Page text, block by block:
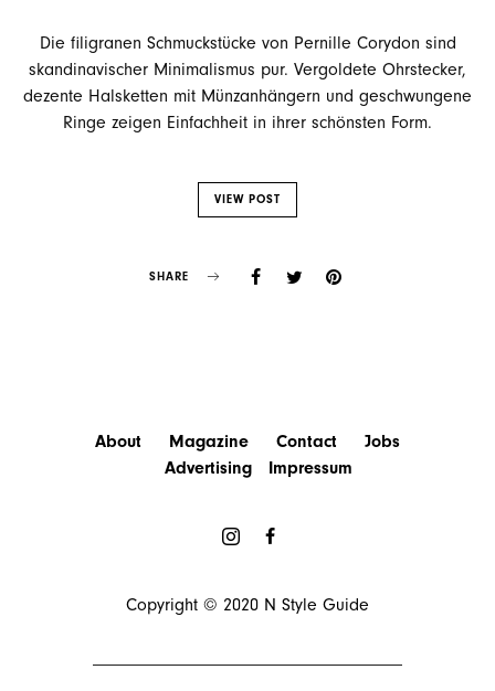
Die filigranen Schmuckstücke von Pernille Corydon sind
skandinavischer Minimalismus pur. Vergoldete Ohrstecker,
dezente Halsketten mit Münzanhängern und geschwungene
Ringe zeigen Einfachheit in ihrer schönsten Form.
VIEW POST
SHARE
About Magazine Contact
Jobs
Advertising
Impressum
Copyright © 2020 N Style Guide